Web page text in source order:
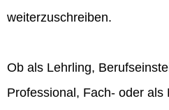
weiterzuschreiben.
Ob als Lehrling,
Professional, Fach- oder